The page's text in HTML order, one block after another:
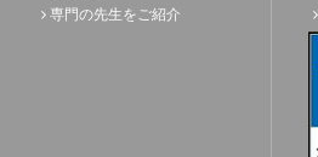
専門の先生をご紹介